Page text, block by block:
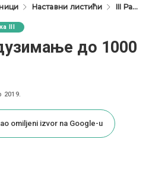
Наставни листићи III Разред
III
до 1000
2019.
omiljeni izvor na Google-u